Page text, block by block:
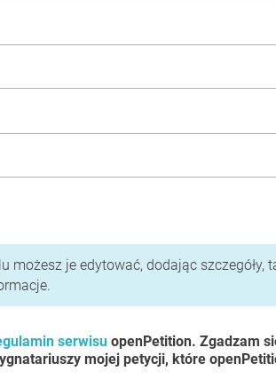
możesz je edytować, dodając szczegóły,
serwisu openPetition. Zgadzam
mojej petycji, które